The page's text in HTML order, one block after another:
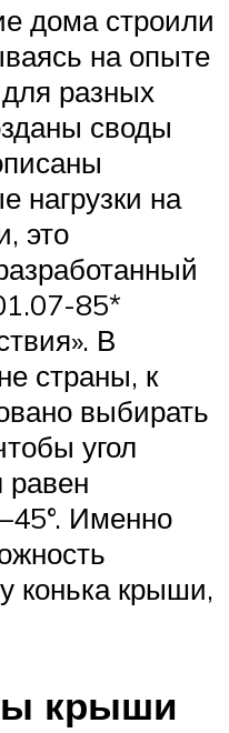
дома строили
на опыте
разных
своды
нагрузки на
это
85*
В
страны, к
выбирать
угол
равен
Именно
конька крыши,
крыши